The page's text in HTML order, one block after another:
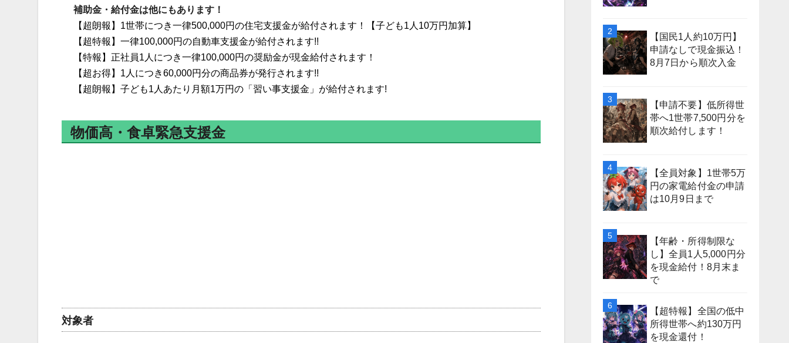
補助金・給付金は他にもあります！
【超朗報】1世帯につき一律500,000円の住宅支援金が給付されます！【子ども1人10万円加算】
【超特報】一律100,000円の自動車支援金が給付されます!!
【特報】正社員1人につき一律100,000円の奨励金が現金給付されます！
【超お得】1人につき60,000円分の商品券が発行されます!!
【超朗報】子ども1人あたり月額1万円の「習い事支援金」が給付されます!
物価高・食卓緊急支援金
対象者
【国民1人約10万円】
申請なしで現金振込！
8月7日から順次入金
【申請不要】低所得世
帯へ1世帯7,500円分を
順次給付します！
【全員対象】1世帯5万
円の家電給付金の申請
は10月9日まで
【年齢・所得制限な
し】全員1人5,000円分
を現金給付！8月末ま
で
【超特報】全国の低中
所得世帯へ約130万円
を現金還付！